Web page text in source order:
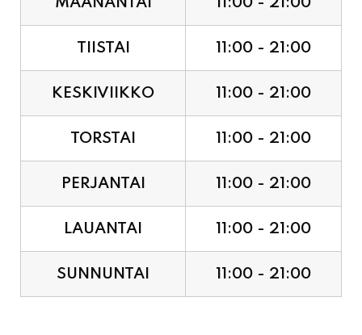
KESKIVIIKKO 11:00 - 21:00
TORSTAI 11:00 - 21:00
PERJANTAI 11:00 - 21:00
LAUANTAI 11:00 - 21:00
SUNNUNTAI 11:00 - 21:00